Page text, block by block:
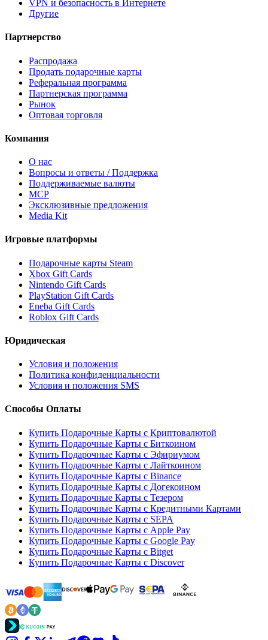
VPN и безопасность в Интернете
Другие
Партнерство
Распродажа
Продать подарочные карты
Реферальная программа
Партнерская программа
Рынок
Оптовая торговля
Компания
О нас
Вопросы и ответы / Поддержка
Поддерживаемые валюты
MCP
Эксклюзивные предложения
Media Kit
Игровые платформы
Подарочные карты Steam
Xbox Gift Cards
Nintendo Gift Cards
PlayStation Gift Cards
Eneba Gift Cards
Roblox Gift Cards
Юридическая
Условия и положения
Политика конфиденциальности
Условия и положения SMS
Способы Оплаты
Купить Подарочные Карты с Криптовалютой
Купить Подарочные Карты с Биткоином
Купить Подарочные Карты с Эфириумом
Купить Подарочные Карты с Лайткоином
Купить Подарочные Карты с Binance
Купить Подарочные Карты с Догекоином
Купить Подарочные Карты с Тезером
Купить Подарочные Карты с Кредитными Картами
Купить Подарочные Карты с SEPA
Купить Подарочные Карты с Apple Pay
Купить Подарочные Карты с Google Pay
Купить Подарочные Карты с Bitget
Купить Подарочные Карты с Discover